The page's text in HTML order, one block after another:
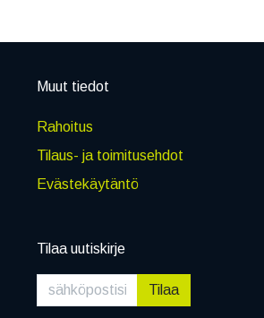
Muut tiedot
Rahoitus
Tilaus- ja toimitusehdot
Evästekäytäntö
Tilaa uutiskirje
Tilaa